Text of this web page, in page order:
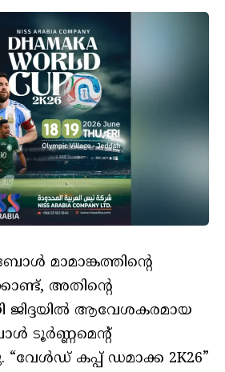
മാമാങ്കത്തിന്റെ
അതിന്റെ
ജിദ്ദയിൽ ആവേശകരമായ
ടൂർണ്ണമെന്റ്
“വേൾഡ് കപ്പ് ഡമാക്ക 2K26”